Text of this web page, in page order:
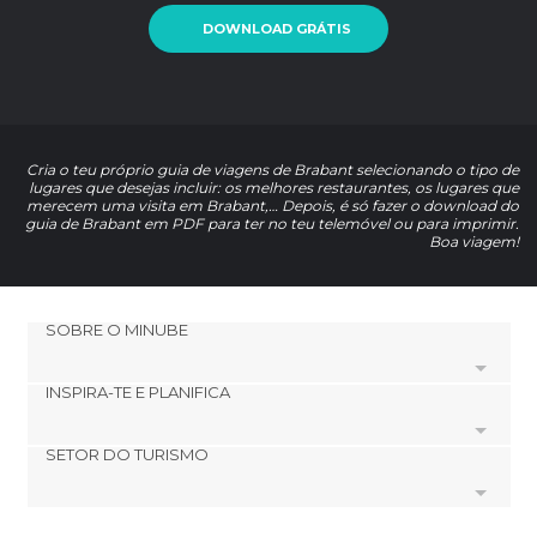
DOWNLOAD GRÁTIS
Cria o teu próprio guia de viagens de Brabant selecionando o tipo de
lugares que desejas incluir: os melhores restaurantes, os lugares que
merecem uma visita em Brabant,… Depois, é só fazer o download do
guia de Brabant em PDF para ter no teu telemóvel ou para imprimir.
Boa viagem!
SOBRE O MINUBE
Cookies
INSPIRA-TE E PLANIFICA
footer@item_discovertips_anchor
SETOR DO TURISMO